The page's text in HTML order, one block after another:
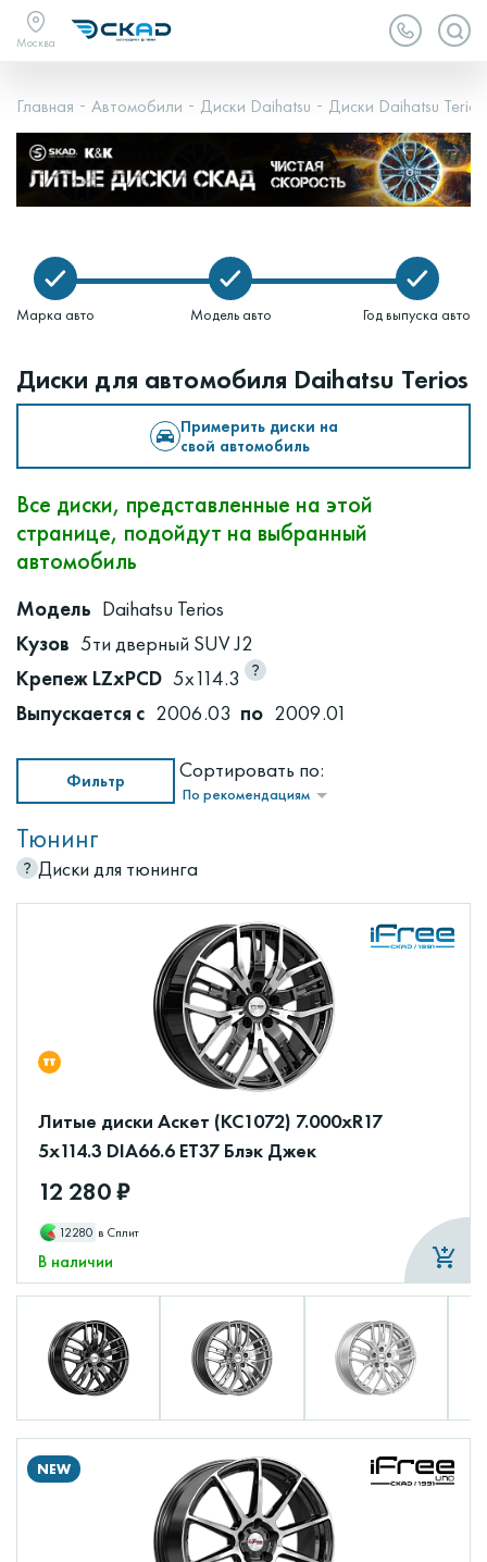
Москва
Главная Автомобили Диски Daihatsu Диски Daihatsu Terios
Марка авто Модель авто Год выпуска авто
Диски для автомобиля Daihatsu Terios
Примерить диски на
свой автомобиль
Все диски, представленные на этой
странице, подойдут на выбранный
автомобиль
Модель Daihatsu Terios
Кузов 5ти дверный SUV J2
Крепеж LZxPCD 5x114.3
Выпускается с 2006.03 по 2009.01
Фильтр Сортировать по:
По рекомендациям
Тюнинг
Диски для тюнинга
Литые диски Аскет (КС1072) 7.000xR17
5x114.3 DIA66.6 ET37 Блэк Джек
12 280 ₽
12280 в Сплит
В наличии
NEW